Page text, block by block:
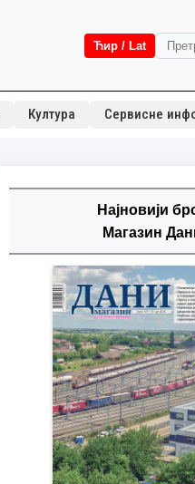
Ћир / Lat
Култура Сервисне
Најновији
Магазин